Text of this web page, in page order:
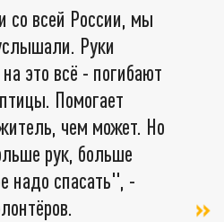
всей России, мы
Руки
это всё - погибают
Помогает
чем может. Но
рук, больше
надо спасать", -